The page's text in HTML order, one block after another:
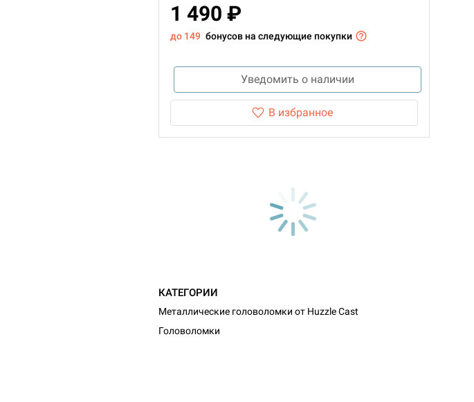
1 490 ₽
до 149 бонусов на следующие покупки
Уведомить о наличии
В избранное
КАТЕГОРИИ
Металлические головоломки от Huzzle Cast
Головоломки